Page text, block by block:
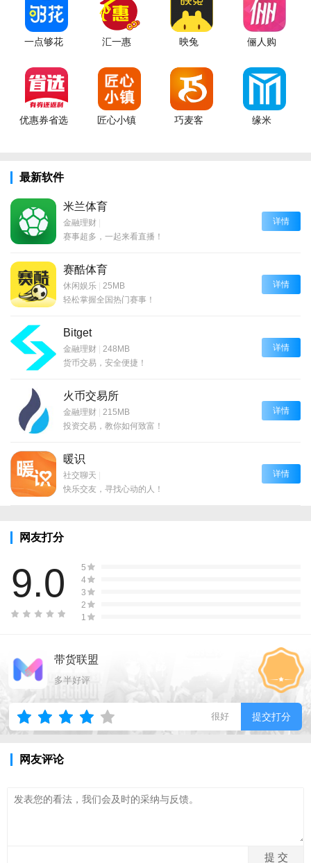
一点够花 汇一惠 映兔 俪人购
优惠券省选 匠心小镇 巧麦客 缘米
最新软件
米兰体育
金融理财 |
赛事超多，一起来看直播！
详情
赛酷体育
休闲娱乐 | 25MB
轻松掌握全国热门赛事！
详情
Bitget
金融理财 | 248MB
货币交易，安全便捷！
详情
火币交易所
金融理财 | 215MB
投资交易，教你如何致富！
详情
暖识
社交聊天 |
快乐交友，寻找心动的人！
详情
网友打分
9.0
5
4
3
2
1
带货联盟
多半好评
很好 提交打分
网友评论